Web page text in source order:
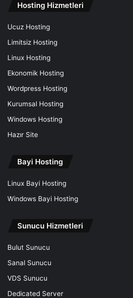
Hosting Hizmetleri
Ucuz Hosting
Limitsiz Hosting
Linux Hosting
Ekonomik Hosting
Wordpress Hosting
Kurumsal Hosting
Windows Hosting
Hazır Site
Bayi Hosting
Linux Bayi Hosting
Windows Bayi Hosting
Sunucu Hizmetleri
Bulut Sunucu
Sanal Sunucu
VDS Sunucu
Dedicated Server